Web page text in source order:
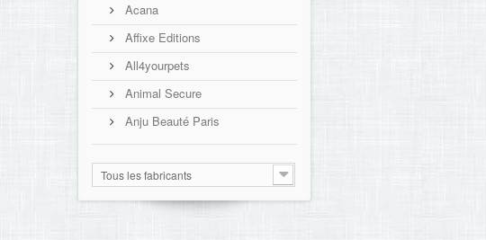
Acana
Affixe Editions
All4yourpets
Animal Secure
Anju Beauté Paris
Tous les fabricants